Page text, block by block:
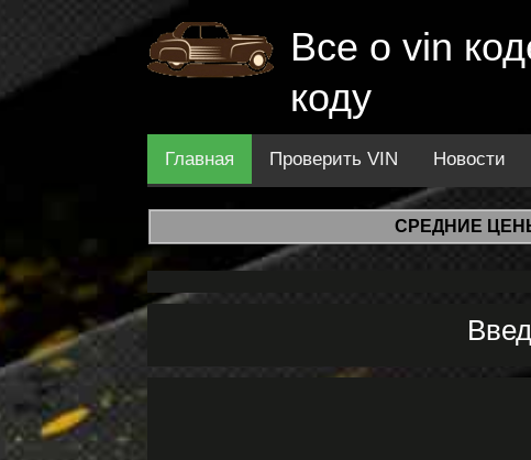
Все о vin
коду
Главная Проверить VIN Новости
СРЕДНИЕ